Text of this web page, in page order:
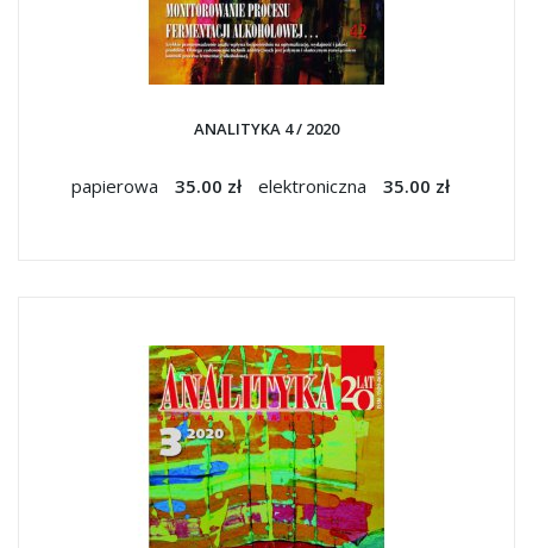
ANALITYKA 4 / 2020
papierowa 35.00 zł elektroniczna 35.00 zł